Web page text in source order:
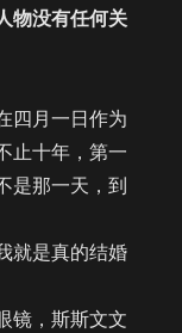
物没有任何关
月一日作为
止十年，第一
是那一天，到
是真的结婚
，斯斯文文